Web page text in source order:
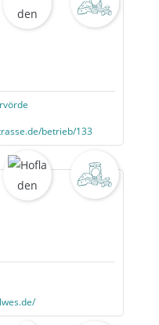
betrieb/133